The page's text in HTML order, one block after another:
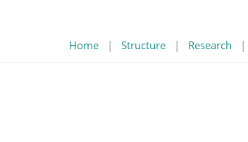
Home | Structure | Research |